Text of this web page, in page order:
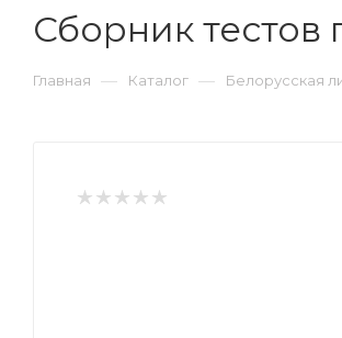
Сборник тестов
Главная — Каталог — Белорусская